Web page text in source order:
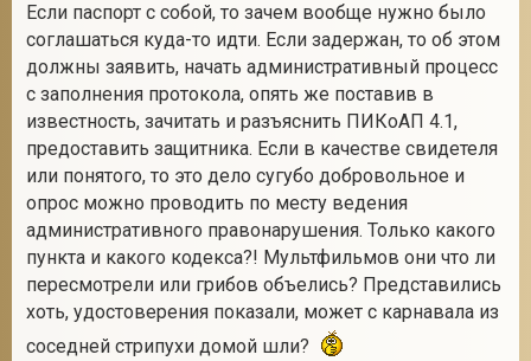
Если паспорт с собой, то зачем вообще нужно было
соглашаться куда-то идти. Если задержан, то об этом
должны заявить, начать административный процесс
с заполнения протокола, опять же поставив в
известность, зачитать и разъяснить ПИКоАП 4.1,
предоставить защитника. Если в качестве свидетеля
или понятого, то это дело сугубо добровольное и
опрос можно проводить по месту ведения
административного правонарушения. Только какого
пункта и какого кодекса?! Мультфильмов они что ли
пересмотрели или грибов объелись? Представились
хоть, удостоверения показали, может с карнавала из
соседней стрипухи домой шли?